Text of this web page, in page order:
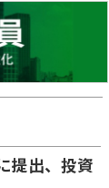
提出、投資